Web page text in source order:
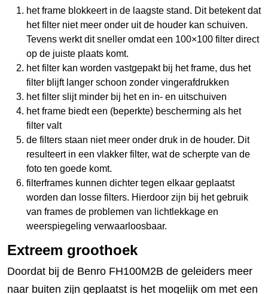
het frame blokkeert in de laagste stand. Dit betekent dat
het filter niet meer onder uit de houder kan schuiven.
Tevens werkt dit sneller omdat een 100×100 filter direct
op de juiste plaats komt.
het filter kan worden vastgepakt bij het frame, dus het
filter blijft langer schoon zonder vingerafdrukken
het filter slijt minder bij het en in- en uitschuiven
het frame biedt een (beperkte) bescherming als het
filter valt
de filters staan niet meer onder druk in de houder. Dit
resulteert in een vlakker filter, wat de scherpte van de
foto ten goede komt.
filterframes kunnen dichter tegen elkaar geplaatst
worden dan losse filters. Hierdoor zijn bij het gebruik
van frames de problemen van lichtlekkage en
weerspiegeling verwaarloosbaar.
Extreem groothoek
Doordat bij de Benro FH100M2B de geleiders meer
naar buiten zijn geplaatst is het mogelijk om met een